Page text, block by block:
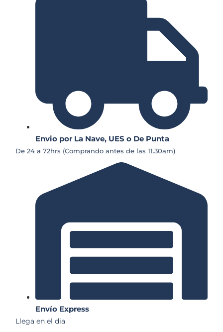
Envio por La Nave, UES o De Punta
De 24 a 72hrs (Comprando antes de las 11.30am)
Envío Express
Llega en el dia